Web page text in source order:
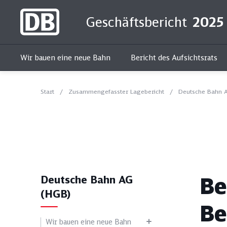
Geschäftsbericht 2025
Wir bauen eine neue Bahn Bericht des Aufsichtsrats
Start Zusammengefasster Lagebericht Deutsche Bahn
Deutsche Bahn AG
(HGB)
Wir bauen eine neue Bahn
Alle Themen Soziales